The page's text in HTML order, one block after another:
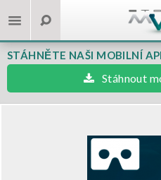
STÁHNĚTE NAŠI MOBILNÍ
Stáhnout